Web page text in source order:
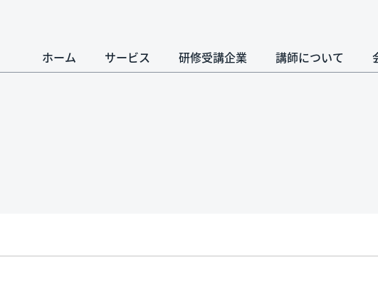
ホーム サービス 研修受講企業 講師について